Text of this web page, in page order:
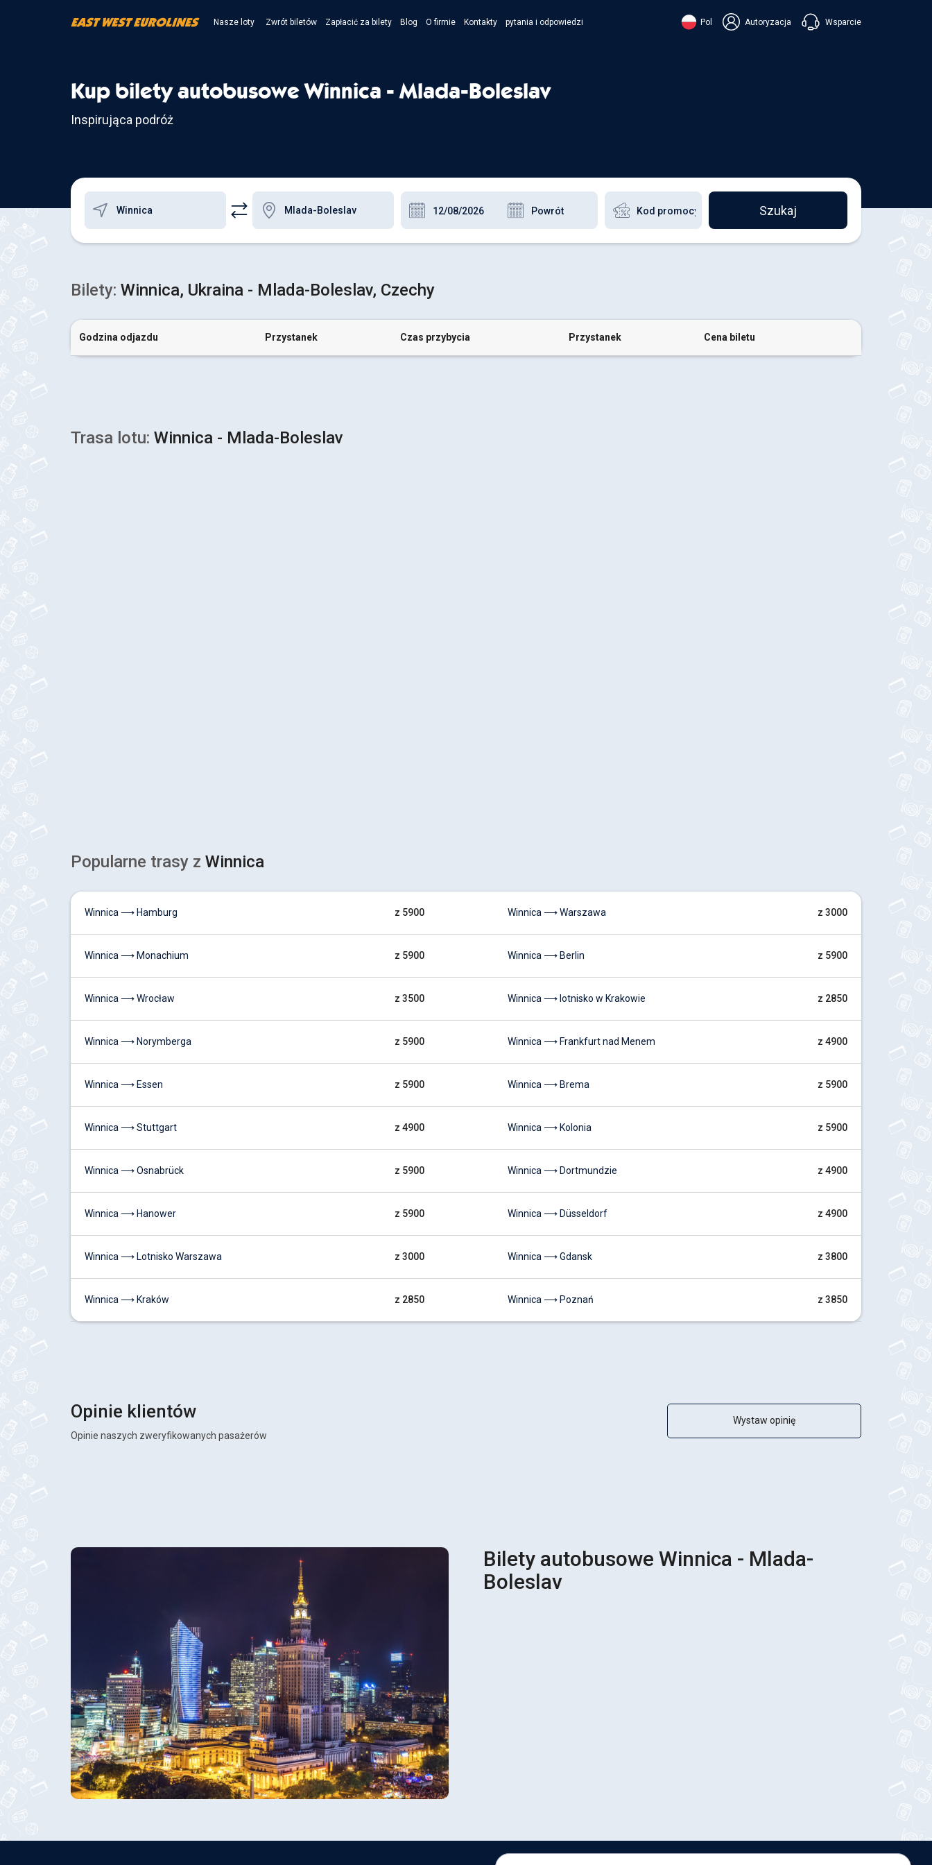
Nasze loty Zwrót biletów Zapłacić za bilety Blog O firmie Kontakty pytania i odpowiedzi Pol Autoryzacja Wsparcie
Czatuj w Messengerze
Kup bilety autobusowe Winnica - Mlada-Boleslav
Inspirująca podróż
Szukaj
Bilety: Winnica, Ukraina - Mlada-Boleslav, Czechy
Godzina odjazdu Przystanek Czas przybycia Przystanek Cena biletu
Trasa lotu: Winnica - Mlada-Boleslav
Popularne trasy z Winnica
Winnica ⟶ Hamburg z 5900
Winnica ⟶ Monachium z 5900
Winnica ⟶ Wrocław z 3500
Winnica ⟶ Norymberga z 5900
Winnica ⟶ Essen z 5900
Winnica ⟶ Stuttgart z 4900
Winnica ⟶ Osnabrück z 5900
Winnica ⟶ Hanower z 5900
Winnica ⟶ Lotnisko Warszawa z 3000
Winnica ⟶ Kraków z 2850
Winnica ⟶ Warszawa z 3000
Winnica ⟶ Berlin z 5900
Winnica ⟶ lotnisko w Krakowie z 2850
Winnica ⟶ Frankfurt nad Menem z 4900
Winnica ⟶ Brema z 5900
Winnica ⟶ Kolonia z 5900
Winnica ⟶ Dortmundzie z 4900
Winnica ⟶ Düsseldorf z 4900
Winnica ⟶ Gdansk z 3800
Winnica ⟶ Poznań z 3850
Opinie klientów
Opinie naszych zweryfikowanych pasażerów
Wystaw opinię
Bilety autobusowe Winnica - Mlada-
Boleslav